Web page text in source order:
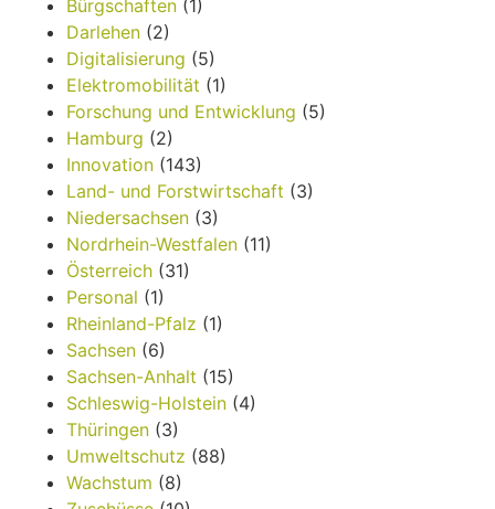
Bürgschaften (1)
Darlehen (2)
Digitalisierung (5)
Elektromobilität (1)
Forschung und Entwicklung (5)
Hamburg (2)
Innovation (143)
Land- und Forstwirtschaft (3)
Niedersachsen (3)
Nordrhein-Westfalen (11)
Österreich (31)
Personal (1)
Rheinland-Pfalz (1)
Sachsen (6)
Sachsen-Anhalt (15)
Schleswig-Holstein (4)
Thüringen (3)
Umweltschutz (88)
Wachstum (8)